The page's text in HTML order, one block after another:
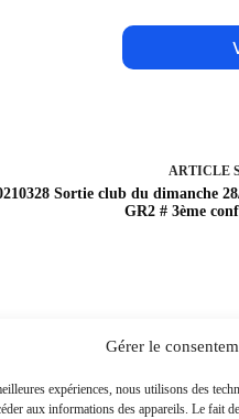
Gérer le
expériences, nous utilisons des
aux informations des appareils. Le fait
ARTICLE
Sortie club du dimanche
GR2 # 3ème